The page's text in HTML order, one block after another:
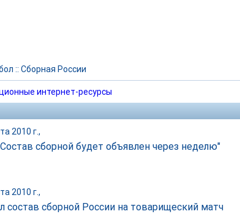
:: Сборная России
интернет-ресурсы
2010 г.,
сборной будет объявлен через неделю"
2010 г.,
состав сборной России на товарищеский матч